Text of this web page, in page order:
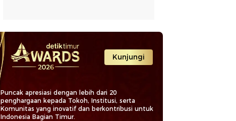
Kunjungi
Puncak apresiasi dengan lebih dari 20
penghargaan kepada Tokoh, Institusi, serta
Komunitas yang inovatif dan berkontribusi untuk
Indonesia Bagian Timur.